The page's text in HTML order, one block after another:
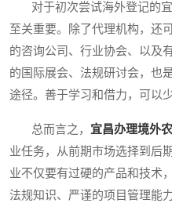
对于初次尝试海外登记的宜
至关重要。除了代理机构，还
的咨询公司、行业协会、以及
的国际展会、法规研讨会，也
途径。善于学习和借力，可以
总而言之， 宜昌办理境外
业任务，从前期市场选择到后
业不仅要有过硬的产品和技术
法规知识、严谨的项目管理能